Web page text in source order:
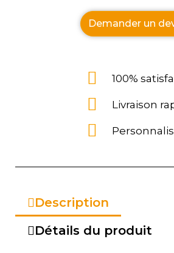
Demander un
100%
Livraison
Description
Détails du produit